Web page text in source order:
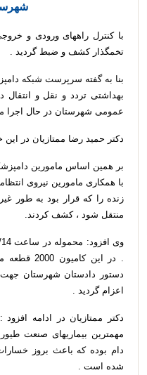
با کنترل راههای ورودی و
تخمگذار کشف و ضبط گردید .
بنا به گفته سرپرست شبکه
بهداشتی تردد و نقل و انتقال
عمومی شهرستان در حال اجرا
دکتر حمید رضا ممتازیان در
بر همین اساس مامورین
زنده را که قرار بود به طور
منتقل شود ، کشف کردند.
. در این
دستور دادستان شهرستان جهت
اعزام گردید .
دکتر ممتازیان در ادامه
مهمترین بیماریهای صنعت
دام بوده که باعث بروز
شده است .